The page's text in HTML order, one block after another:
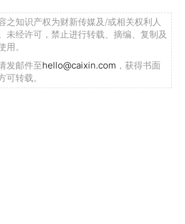
之知识产权为财新传媒及/或相关权利人
未经许可，禁止进行转载、摘编、复制及
用。
发邮件至hello@caixin.com ，获得书面
可转载。